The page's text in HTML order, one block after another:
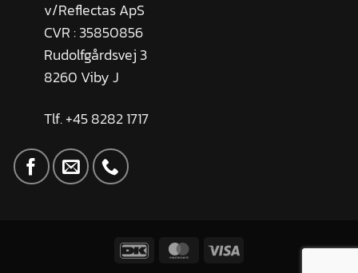
v/Reflectas ApS
CVR : 35850856
Rudolfgårdsvej 3
8260 Viby J
Tlf. +45 8282 1717